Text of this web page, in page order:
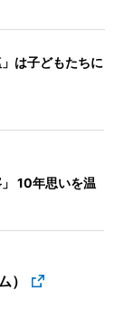
は子どもたちに
10年思いを温
）